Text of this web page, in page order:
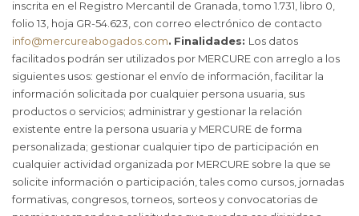
inscrita en el Registro Mercantil de Granada, tomo 1.731, libro 0,
folio 13, hoja GR-54.623, con correo electrónico de contacto
info@mercureabogados.com. Finalidades: Los datos
facilitados podrán ser utilizados por MERCURE con arreglo a los
siguientes usos: gestionar el envío de información, facilitar la
información solicitada por cualquier persona usuaria, sus
productos o servicios; administrar y gestionar la relación
existente entre la persona usuaria y MERCURE de forma
personalizada; gestionar cualquier tipo de participación en
cualquier actividad organizada por MERCURE sobre la que se
solicite información o participación, tales como cursos, jornadas
formativas, congresos, torneos, sorteos y convocatorias de